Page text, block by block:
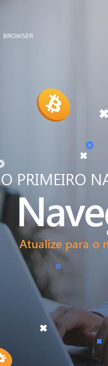
O PRIMEIRO
Atualize para o